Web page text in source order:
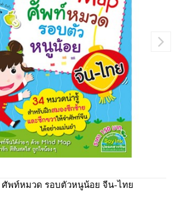
ศัพท์หมวด รอบตัวหนูน้อย จีน-ไทย